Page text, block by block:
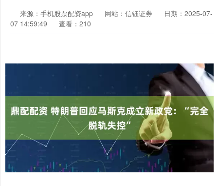
来源：手机股票配资app 网站：信钰证券
日期：2025-07-
07 14:59:49
查看：210